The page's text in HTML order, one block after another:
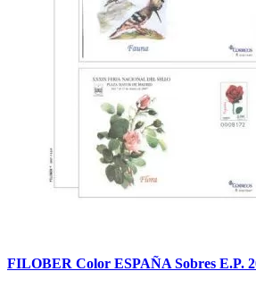
FILOBER Color ESPAÑA Sobres E.P.